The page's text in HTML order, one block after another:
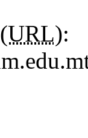
عنوان الإنترنيت(URL):